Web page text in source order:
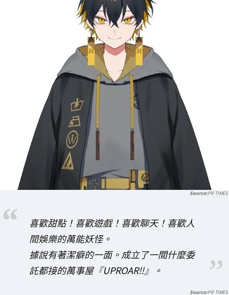
PR TIMES
喜歡甜點！喜歡遊戲！喜歡聊天！喜歡人
間娛樂的萬能妖怪。
據說有著潔癖的一面。成立了一間什麼委
託都接的萬事屋『UPROAR‼︎』。
PR TIMES